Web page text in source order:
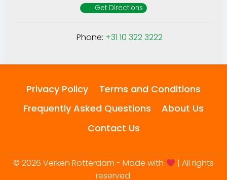
Get Directions
Phone: +31 10 322 3222
Privacy Policy
Terms and Conditions
Frequently Asked Questions
About Us
Contact Us
© 2026 Verken Rotterdam - Made with
| All rights
reserved.